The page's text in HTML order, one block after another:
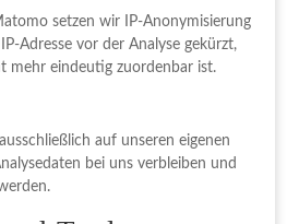
setzen wir IP-Anonymisierung
Adresse vor der Analyse gekürzt,
mehr eindeutig zuordenbar ist.
auf unseren eigenen
bei uns verbleiben und